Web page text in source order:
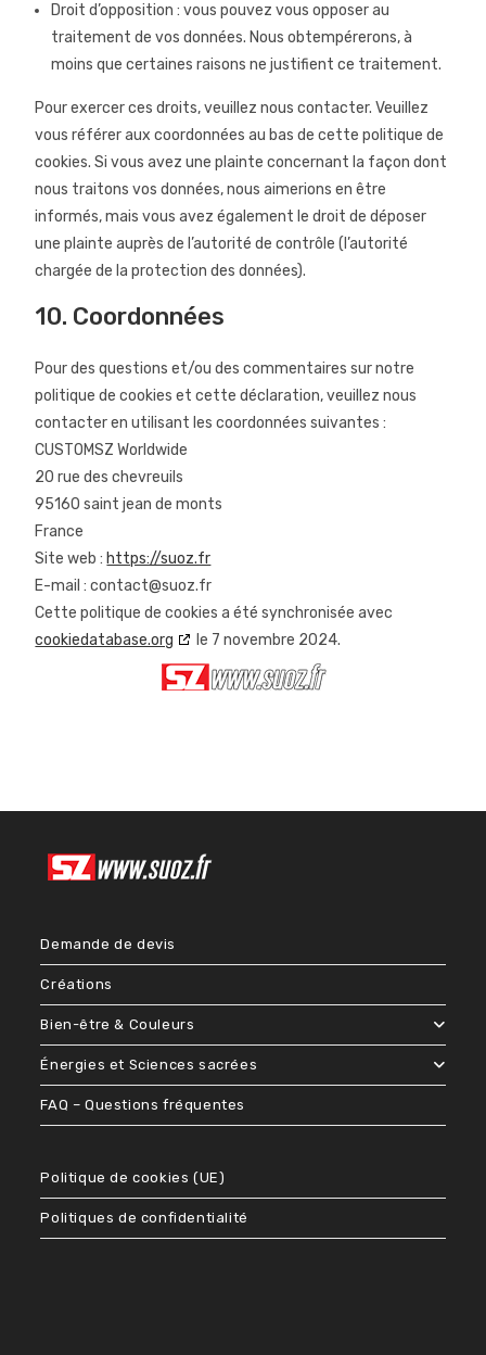
Droit d’opposition : vous pouvez vous opposer au
traitement de vos données. Nous obtempérerons, à
moins que certaines raisons ne justifient ce traitement.
Pour exercer ces droits, veuillez nous contacter. Veuillez
vous référer aux coordonnées au bas de cette politique de
cookies. Si vous avez une plainte concernant la façon dont
nous traitons vos données, nous aimerions en être
informés, mais vous avez également le droit de déposer
une plainte auprès de l’autorité de contrôle (l’autorité
chargée de la protection des données).
10. Coordonnées
Pour des questions et/ou des commentaires sur notre
politique de cookies et cette déclaration, veuillez nous
contacter en utilisant les coordonnées suivantes :
CUSTOMSZ Worldwide
20 rue des chevreuils
95160 saint jean de monts
France
Site web : https://suoz.fr
E-mail :contact@suoz.fr
Cette politique de cookies a été synchronisée avec
cookiedatabase.org
le 7 novembre 2024.
Demande de devis
Créations
Bien-être & Couleurs
Énergies et Sciences sacrées
FAQ – Questions fréquentes
Politique de cookies (UE)
Politiques de confidentialité